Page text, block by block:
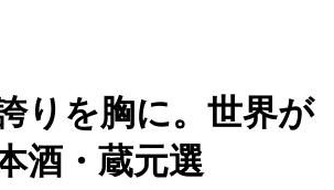
りを胸に。世界が
酒・蔵元選